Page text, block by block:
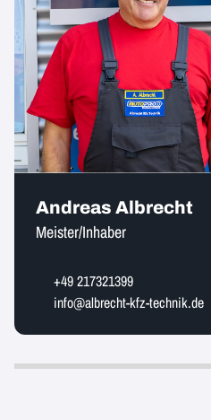
Andreas Albrecht
Meister/Inhaber
+49 217321399
info@albrecht-kfz-technik.de